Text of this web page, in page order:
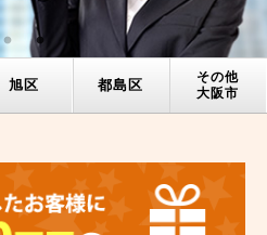
旭区 都島区
その他
大阪市